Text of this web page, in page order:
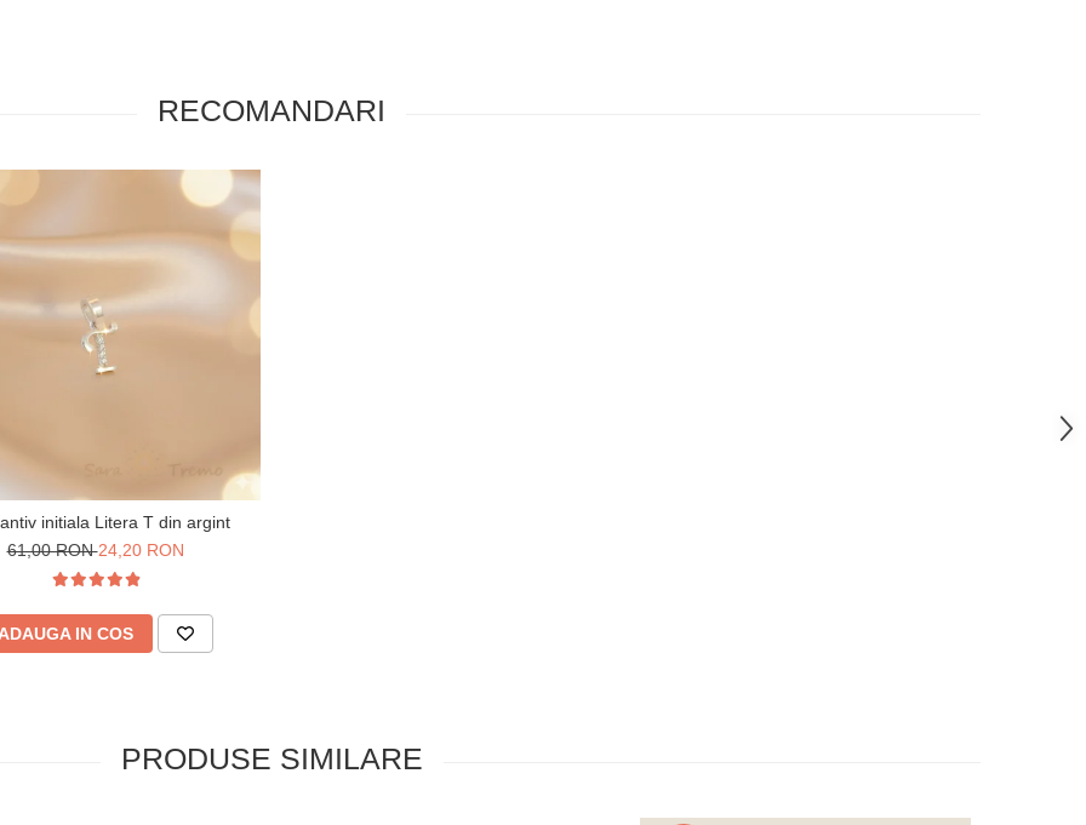
RECOMANDARI
initiala Litera T din argint
61,00 RON24,20 RON
IN COS
PRODUSE SIMILARE